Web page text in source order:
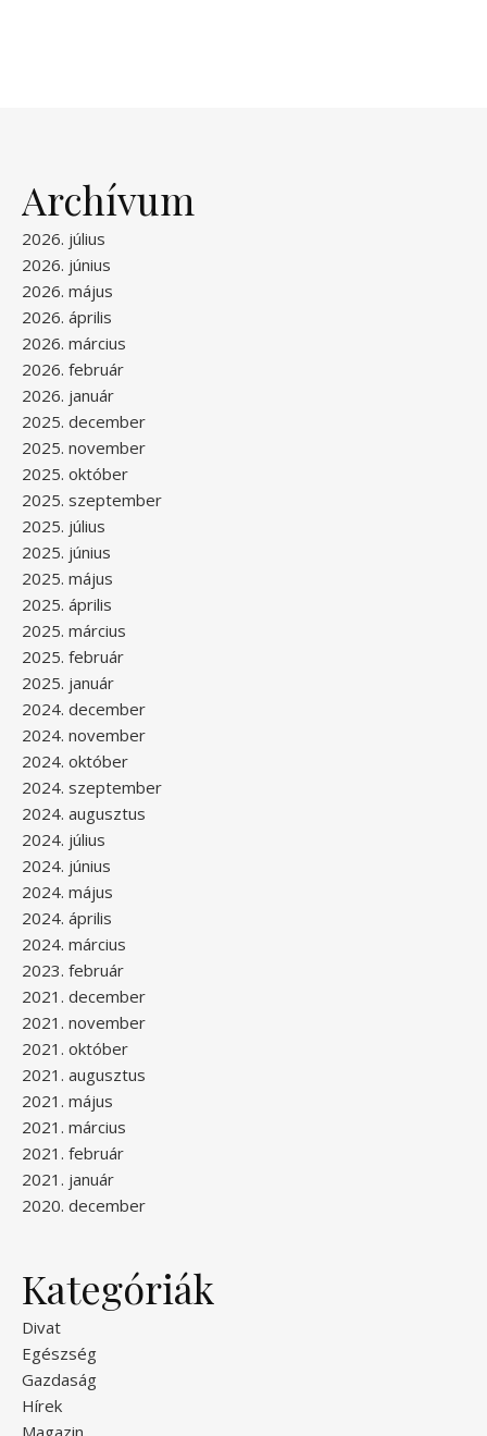
Archívum
2026. július
2026. június
2026. május
2026. április
2026. március
2026. február
2026. január
2025. december
2025. november
2025. október
2025. szeptember
2025. július
2025. június
2025. május
2025. április
2025. március
2025. február
2025. január
2024. december
2024. november
2024. október
2024. szeptember
2024. augusztus
2024. július
2024. június
2024. május
2024. április
2024. március
2023. február
2021. december
2021. november
2021. október
2021. augusztus
2021. május
2021. március
2021. február
2021. január
2020. december
Kategóriák
Divat
Egészség
Gazdaság
Hírek
Magazin